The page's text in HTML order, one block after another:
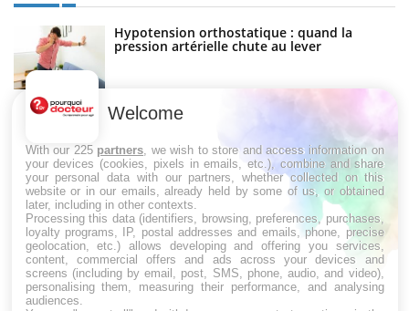
Hypotension orthostatique : quand la
pression artérielle chute au lever
Drépanocytose : une déformation des
Maladie de Charcot (Sclérose latérale
amyotrophique)
Welcome
With our 225 partners , we wish to store and access information on
your devices (cookies, pixels in emails, etc.), combine and share
your personal data with our partners, whether collected on this
website or in our emails, already held by some of us, or obtained
later, including in other contexts.
Processing this data (identifiers, browsing, preferences, purchases,
loyalty programs, IP, postal addresses and emails, phone, precise
geolocation, etc.) allows developing and offering you services,
content, commercial offers and ads across your devices and
screens (including by email, post, SMS, phone, audio, and video),
personalising them, measuring their performance, and analysing
audiences.